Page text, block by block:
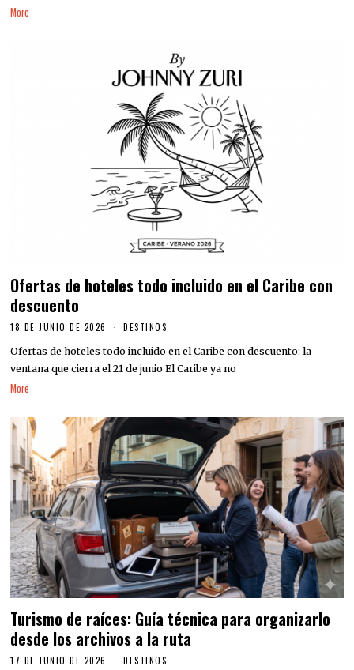
More
Ofertas de hoteles todo incluido en el Caribe con
descuento
18 DE JUNIO DE 2026 DESTINOS
Ofertas de hoteles todo incluido en el Caribe con descuento: la
ventana que cierra el 21 de junio El Caribe ya no
More
Turismo de raíces: Guía técnica para organizarlo
desde los archivos a la ruta
17 DE JUNIO DE 2026 DESTINOS